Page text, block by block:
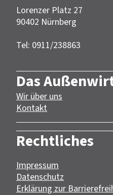
Lorenzer Platz 27
90402 Nürnberg‎‎
Tel: 0911/238863
Das
Wir über uns
Kontakt
Rechtliches
Impressum
Datenschutz
Erklärung zur